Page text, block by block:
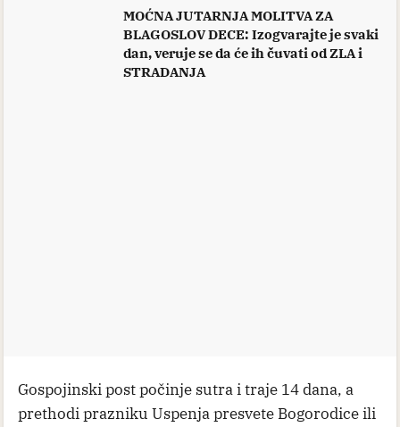
MOĆNA JUTARNJA MOLITVA ZA
BLAGOSLOV DECE: Izogvarajte je svaki
dan, veruje se da će ih čuvati od ZLA i
STRADANJA
Gospojinski post počinje sutra i traje 14 dana, a
prethodi prazniku Uspenja presvete Bogorodice ili